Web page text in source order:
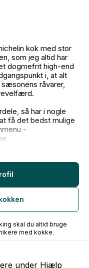
kok med stor
som jeg altid har
dogmefrit high-end
i, at alt
råvarer,
så har i nogle
få det bedst mulige
-
i
branchen har primært
og
er kreativitet, passion
faktorer for at give
oplevelse
præferencer:
alt være lavet fra
fagligt niveau. -
- Kreativitet
skal du altid bruge
med kokke.
under Hjælp